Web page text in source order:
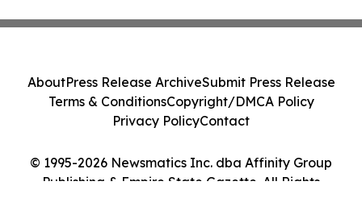
© 1995-2026 Newsmatics Inc. dba Affinity Group
Publishing & Empire State Gazette. All Rights
AboutPress Release ArchiveSubmit Press Release
Terms & ConditionsCopyright/DMCA Policy
Privacy PolicyContact